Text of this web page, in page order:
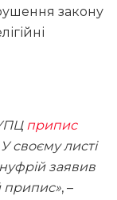
закону
припис
своєму листі
заявив
припис», –